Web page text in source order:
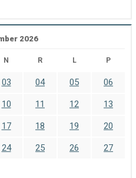
2026
N R L P
03 04 05 06
10 11 12 13
17 18 19 20
24 25 26 27